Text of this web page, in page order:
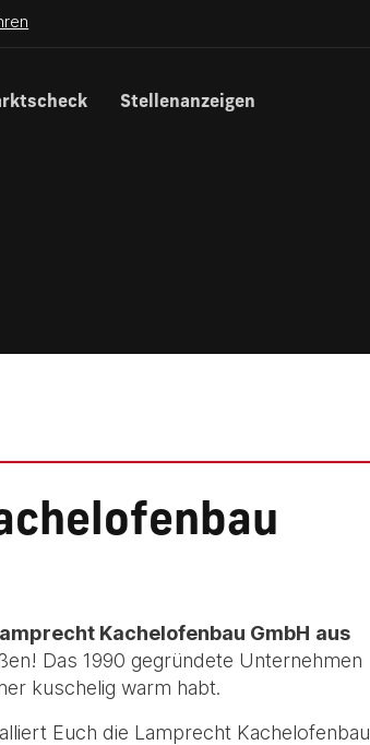
Stellenanzeigen
Kachelofenbau GmbH aus
Das 1990 gegründete Unternehmen
kuschelig warm habt.
Euch die Lamprecht Kachelofenbau